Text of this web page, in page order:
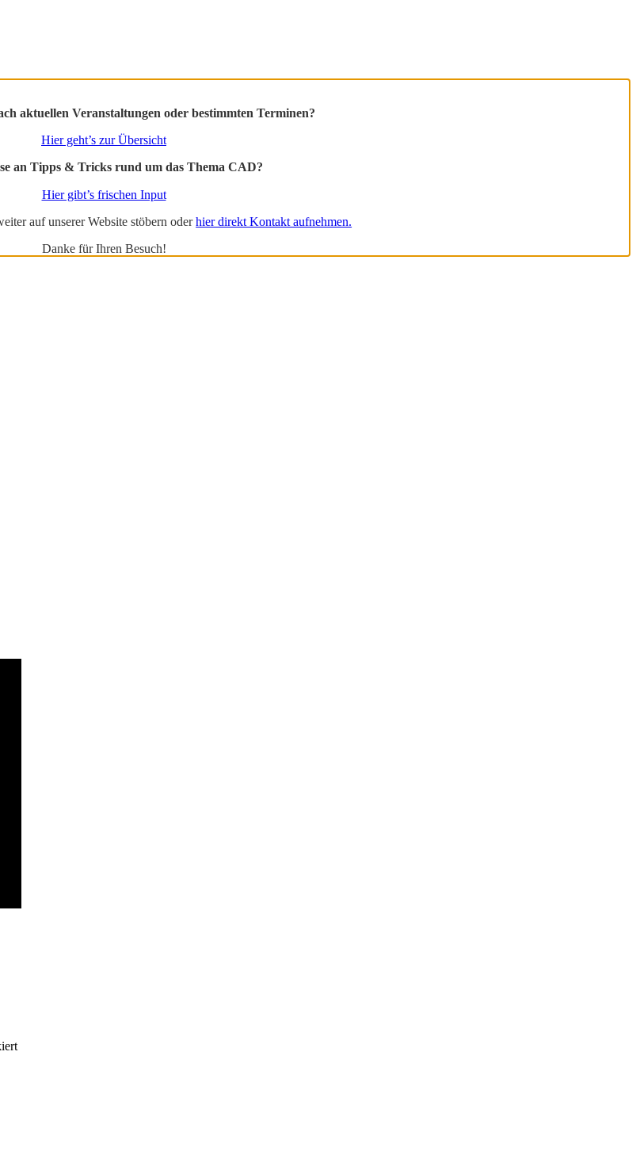
aktuellen Veranstaltungen oder bestimmten Terminen?
Hier geht’s zur Übersicht
an Tipps & Tricks rund um das Thema CAD?
Hier gibt’s frischen Input
auf unserer Website stöbern oderhier direkt Kontakt aufnehmen.
Danke für Ihren Besuch!